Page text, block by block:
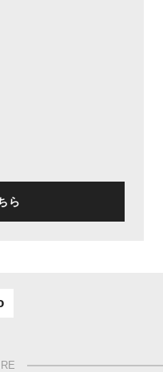
ら